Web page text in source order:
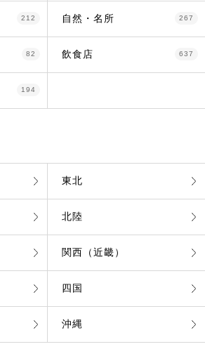
212 自然・名所 267
82 飲食店 637
194
東北
北陸
関西（近畿）
四国
沖縄